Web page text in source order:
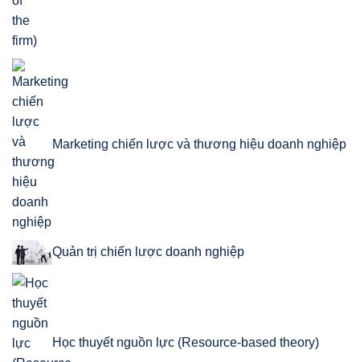
Marketing chiến lược và thương hiệu doanh nghiệp
Quản trị chiến lược doanh nghiệp
Học thuyết nguồn lực (Resource-based theory)